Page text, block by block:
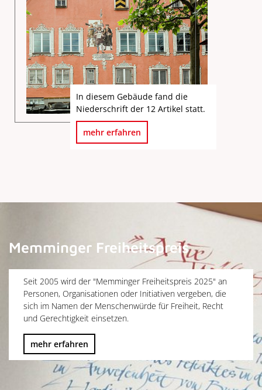
In diesem Gebäude fand die
Niederschrift der 12 Artikel statt.
mehr erfahren
Memminger Freiheitspreis
Seit 2005 wird der "Memminger Freiheitspreis 2025" an
Personen, Organisationen oder Initiativen vergeben, die
sich im Namen der Menschenwürde für Freiheit, Recht
und Gerechtigkeit einsetzen.
mehr erfahren